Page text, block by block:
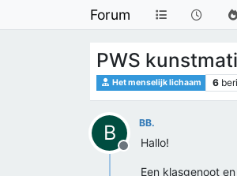
Forum
PWS
Het menselijk lichaam 6
B
Offline
BB.
Hallo!
Een klasgenoot